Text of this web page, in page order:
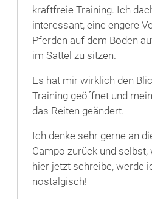
kraftfreie Training. Ich
interessant, eine engere
Pferden auf dem Boden
im Sattel zu sitzen.
Es hat mir wirklich den
Training geöffnet und
das Reiten geändert.
Ich denke sehr gerne an
Campo zurück und selbst,
hier jetzt schreibe, werde
nostalgisch!